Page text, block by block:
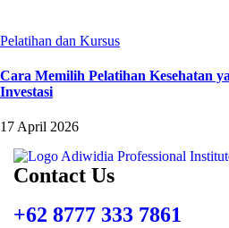
Pelatihan dan Kursus
Cara Memilih Pelatihan Kesehatan
Investasi
17 April 2026
Contact Us
+62 8777 333 7861